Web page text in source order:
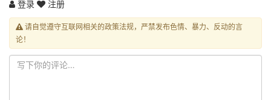
登录 注册
请自觉遵守互联网相关的政策法规，严禁发布色情、暴力、反动的言
论！